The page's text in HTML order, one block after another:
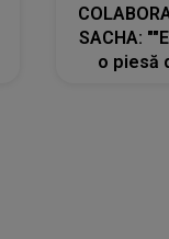
SACHA:
o piesă